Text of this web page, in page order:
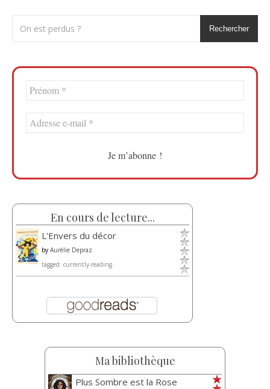
Rechercher
En cours de lecture...
L'Envers du décor
by Aurélie Depraz
tagged: currently-reading
Ma bibliothèque
Plus Sombre est la Rose